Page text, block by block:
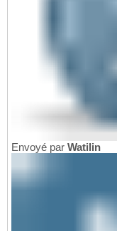
Envoyé par Watilin